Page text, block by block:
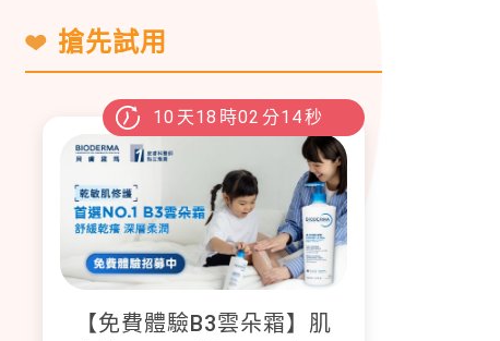
搶先試用
10 天18 時02 分13秒
【免費體驗B3雲朵霜】肌